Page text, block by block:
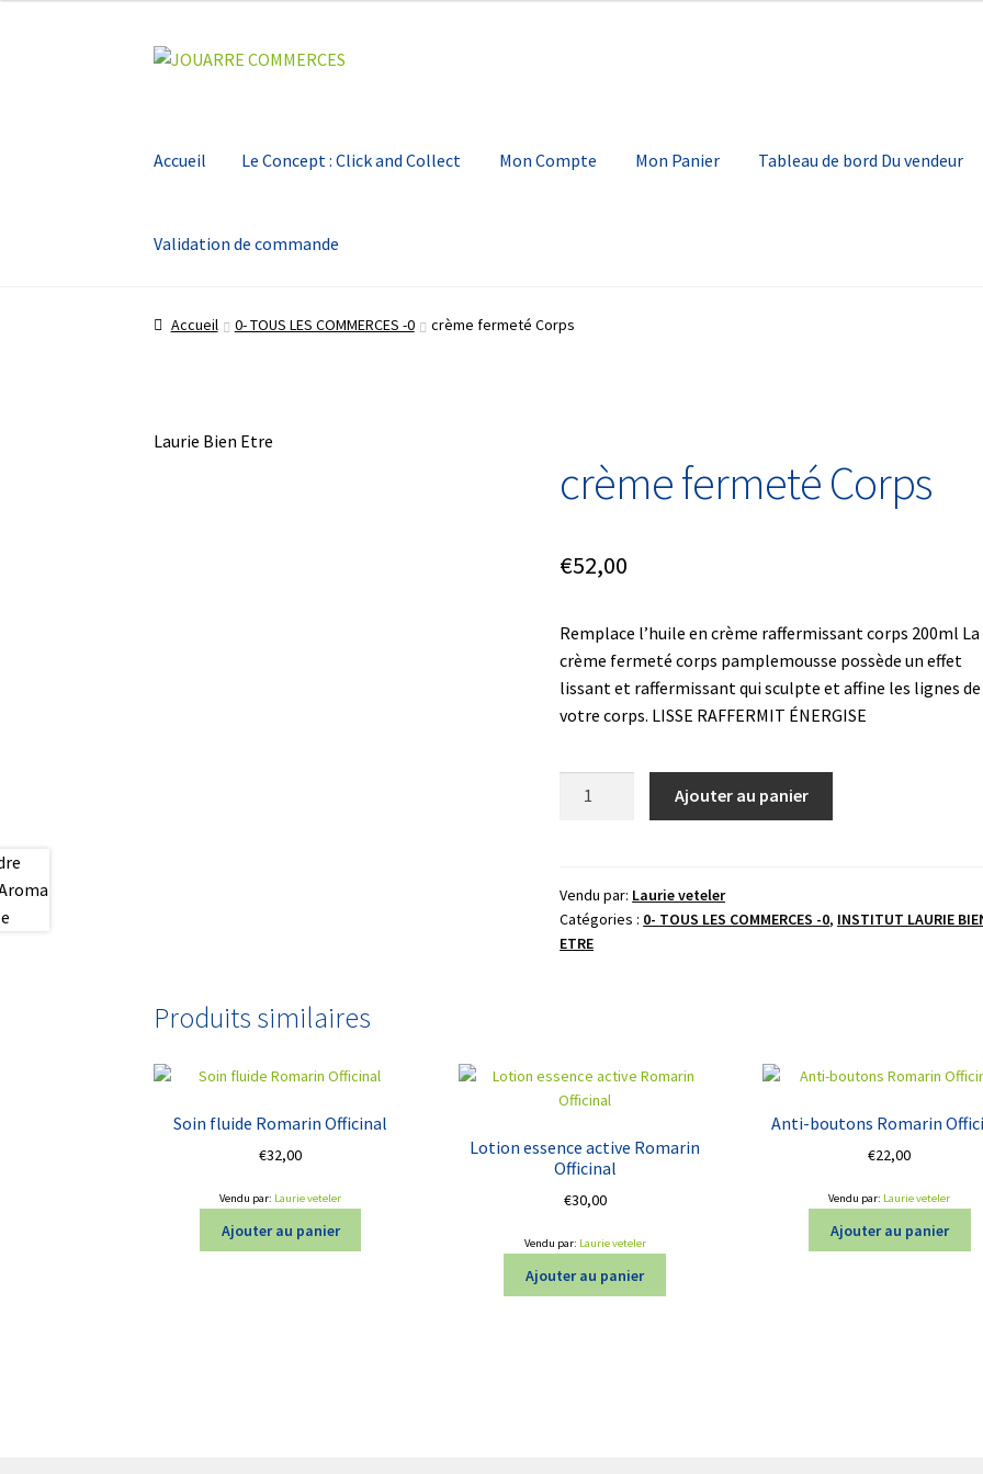
Aller
Aller
Accueil Le Concept : Click and Collect Mon Compte Mon Panier Tableau de bord Du vendeur
Validation de commande
Accueil Le Concept : Click and Collect Mon Compte Mon Panier
Accueil 0- TOUS LES COMMERCES -0 crème fermeté Corps
Laurie Bien Etre
crème fermeté Corps
€52,00
Remplace l’huile en crème raffermissant corps 200ml La
crème fermeté corps pamplemousse possède un effet
lissant et raffermissant qui sculpte et affine les lignes de
votre corps. LISSE RAFFERMIT ÉNERGISE
Corps
Ajouter au panier
Vendu par: Laurie veteler
Catégories : 0- TOUS LES COMMERCES -0, INSTITUT LAURIE
ETRE
Produits similaires
Soin fluide Romarin Officinal
€32,00
Vendu par: Laurie veteler
Ajouter au panier
Lotion essence active Romarin
Officinal
€30,00
Vendu par: Laurie veteler
Ajouter au panier
Anti-boutons Romarin
€22,00
Vendu par: Laurie veteler
Ajouter au panier